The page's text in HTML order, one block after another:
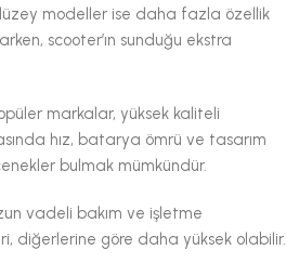
modeller ise daha fazla özellik
scooter’ın sunduğu ekstra
markalar, yüksek kaliteli
hız, batarya ömrü ve tasarım
bulmak mümkündür.
vadeli bakım ve işletme
diğerlerine göre daha yüksek olabilir.